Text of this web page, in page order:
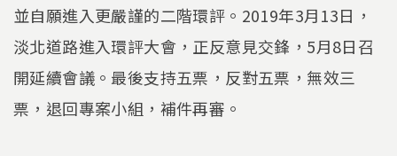
並自願進入更嚴謹的二階環評。2019年3月13日，
淡北道路進入環評大會，正反意見交鋒，5月8日召
開延續會議。最後支持五票，反對五票，無效三
票，退回專案小組，補件再審。